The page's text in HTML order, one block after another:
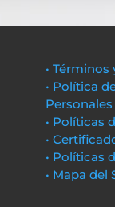
•
• Política
Personales
• Políticas
•
• Políticas
• Mapa del